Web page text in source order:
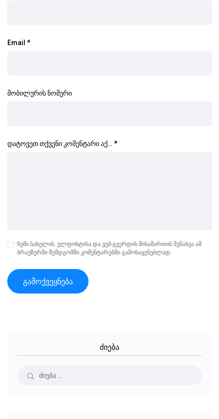
Email *
მობილურის ნომერი
დატოვეთ თქვენი კომენტარი აქ… *
ჩემი სახელის. ელფოსტისა და ვებ-გვერდის მისამართის შენახვა ამ
ბრაუზერში შემდგომში კომენტარებში გამოსაყენებლად.
ძიება